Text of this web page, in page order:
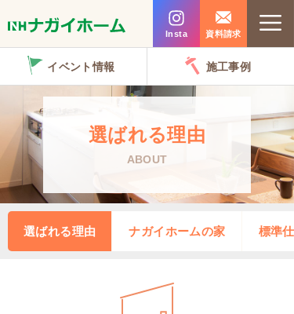
ン
ッ
プ
Insta 資料請求
イベント情報 施工事例
選ばれる理由
ABOUT
選ばれる理由 ナガイホームの家 標準仕